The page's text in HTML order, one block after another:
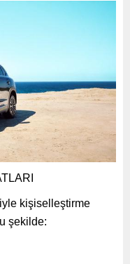
kişiselleştirme
şekilde: